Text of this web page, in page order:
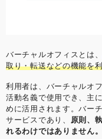
バーチャルオフィスとは
取り・転送などの機能を
利用者は、バーチャルオ
活動名義で使用でき、主
めに活用されます。バー
サービスであり、 原則、
れるわけではありません。